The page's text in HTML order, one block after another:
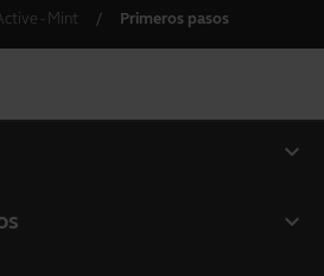
- Mint Primeros pasos
expand_more
expand_more